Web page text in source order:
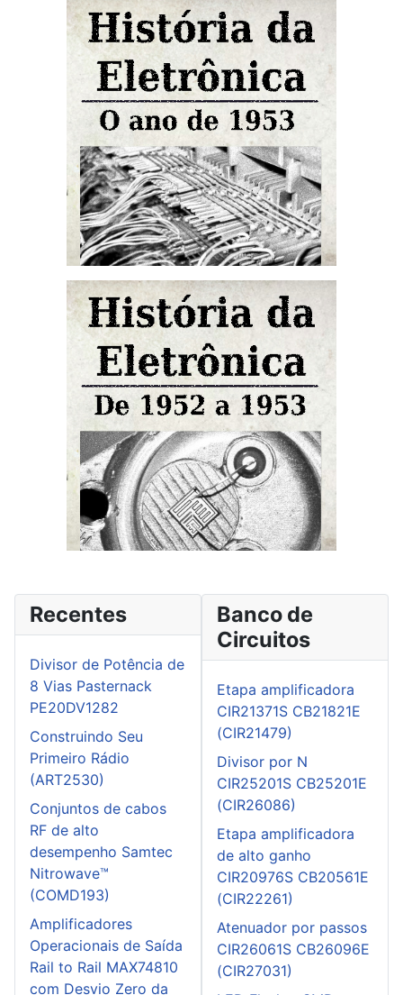
Recentes
Divisor de Potência de
8 Vias Pasternack
PE20DV1282
Construindo Seu
Primeiro Rádio
(ART2530)
Conjuntos de cabos
RF de alto
desempenho Samtec
Nitrowave™
(COMD193)
Amplificadores
Operacionais de Saída
Rail to Rail MAX74810
com Desvio Zero da
Banco de
Circuitos
Etapa amplificadora
CIR21371S CB21821E
(CIR21479)
Divisor por N
CIR25201S CB25201E
(CIR26086)
Etapa amplificadora
de alto ganho
CIR20976S CB20561E
(CIR22261)
Atenuador por passos
CIR26061S CB26096E
(CIR27031)